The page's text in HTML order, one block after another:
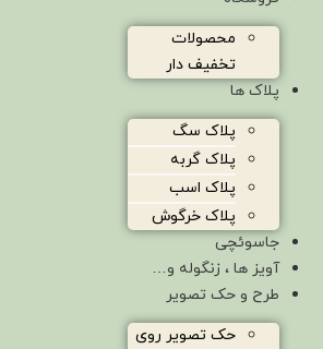
محصولات
تخفیف دار
پلاک ها
پلاک سگ
پلاک گربه
پلاک اسب
پلاک خرگوش
جاسوئچی
آویز ها ، زنگوله و…
طرح و حک تصویر
حک تصویر روی